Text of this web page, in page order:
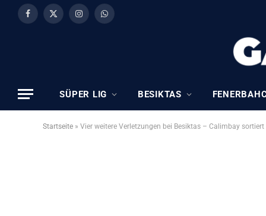
Facebook
X
InstagramWhatsApp
SÜPER LIG BESIKTAS
Startseite » Vier weitere Verletzungen bei Besiktas – Calimbay sortiert